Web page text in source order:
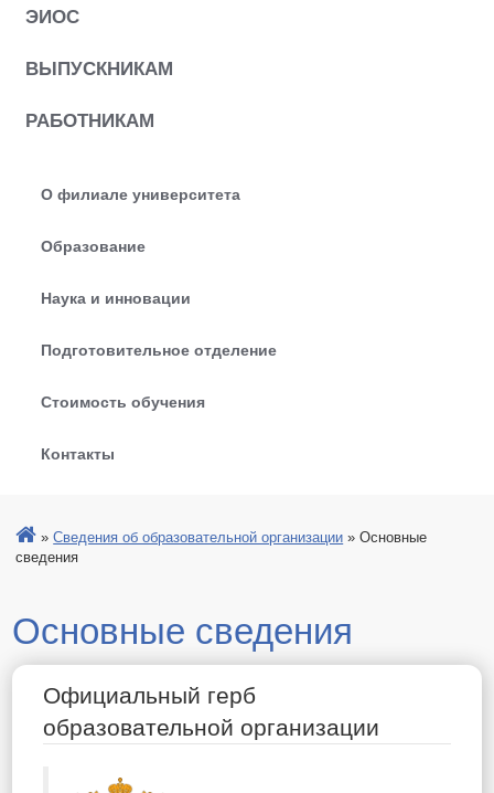
ЭИОС
ВЫПУСКНИКАМ
РАБОТНИКАМ
О филиале университета
Образование
Наука и инновации
Подготовительное отделение
Стоимость обучения
Контакты
»Сведения об образовательной организации »Основные
сведения
Основные сведения
Официальный герб
образовательной организации